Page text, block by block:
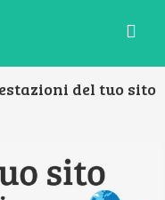
del tuo sito